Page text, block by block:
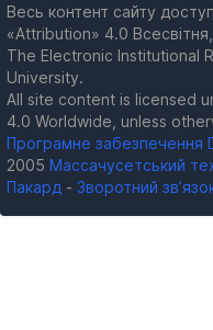
Весь контент сайту
«Attribution» 4.0
The Electronic Institutional
University.
All site content is licensed
4.0 Worldwide, unless
Програмне забезпечення
2005 Массачусетський
Пакард - Зворотний